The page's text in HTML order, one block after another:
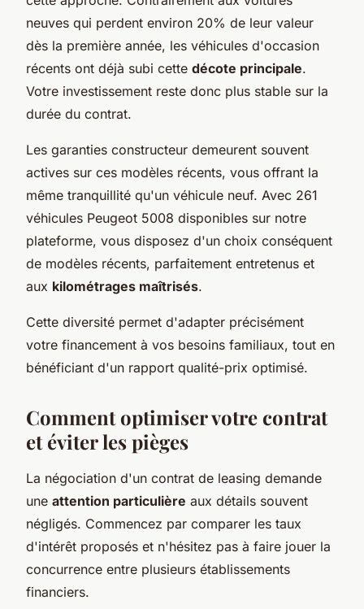
neuves qui perdent environ 20% de leur valeur
dès la première année, les véhicules d'occasion
récents ont déjà subi cette décote principale.
Votre investissement reste donc plus stable sur la
durée du contrat.
Les garanties constructeur demeurent souvent
actives sur ces modèles récents, vous offrant la
même tranquillité qu'un véhicule neuf. Avec 261
véhicules Peugeot 5008 disponibles sur notre
plateforme, vous disposez d'un choix conséquent
de modèles récents, parfaitement entretenus et
aux kilométrages maîtrisés.
Cette diversité permet d'adapter précisément
votre financement à vos besoins familiaux, tout en
bénéficiant d'un rapport qualité-prix optimisé.
Comment optimiser votre contrat
et éviter les pièges
La négociation d'un contrat de leasing demande
une attention particulière aux détails souvent
négligés. Commencez par comparer les taux
d'intérêt proposés et n'hésitez pas à faire jouer la
concurrence entre plusieurs établissements
financiers.